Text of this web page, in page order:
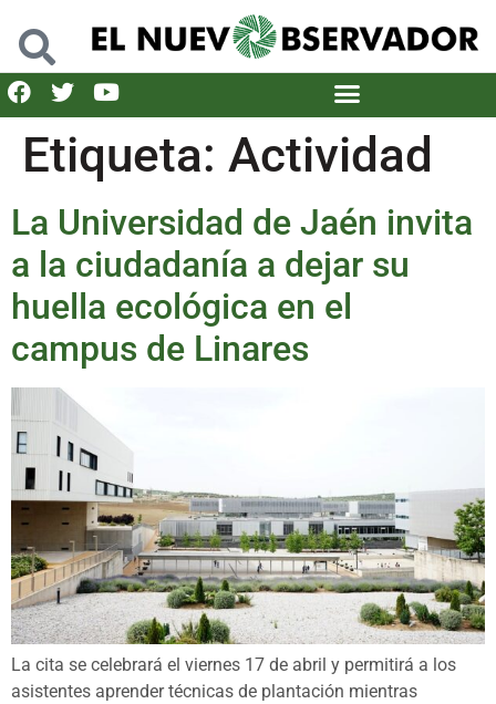
Etiqueta: Actividad
La Universidad de Jaén invita
a la ciudadanía a dejar su
huella ecológica en el
campus de Linares
La cita se celebrará el viernes 17 de abril y permitirá a los
asistentes aprender técnicas de plantación mientras